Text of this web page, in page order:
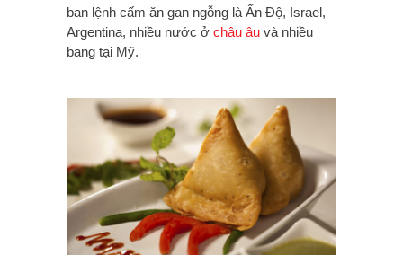
ban lệnh cấm ăn gan ngỗng là Ấn Độ, Israel,
Argentina, nhiều nước ở châu âu và nhiều
bang tại Mỹ.